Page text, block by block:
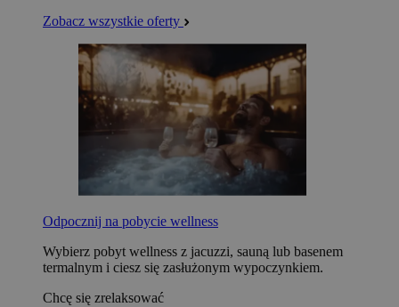
Zobacz wszystkie oferty
Odpocznij na pobycie wellness
Wybierz pobyt wellness z jacuzzi, sauną lub basenem
termalnym i ciesz się zasłużonym wypoczynkiem.
Chcę się zrelaksować